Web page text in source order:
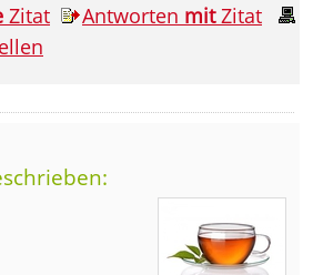
Zitat Antworten mitZitat